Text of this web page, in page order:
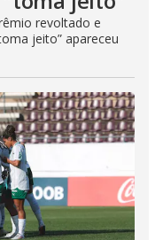
revoltado e
jeito” apareceu